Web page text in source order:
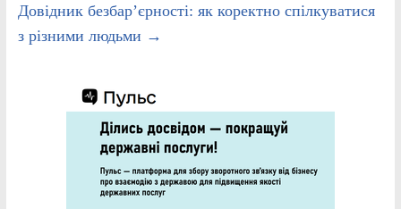
Довідник безбарʼєрності: як коректно спілкуватися
з різними людьми →